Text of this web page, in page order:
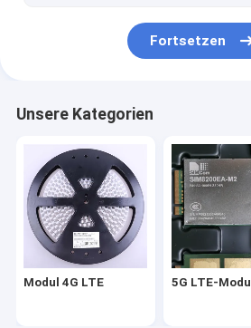
Modul für drahtlose Router
Fortsetzen
Unsere Kategorien
Modul 4G LTE 5G LTE-Modul